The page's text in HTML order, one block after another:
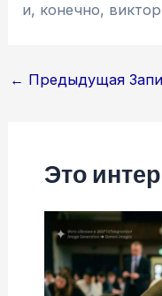
и, конечно,
Навигация
← Предыдущая
Это